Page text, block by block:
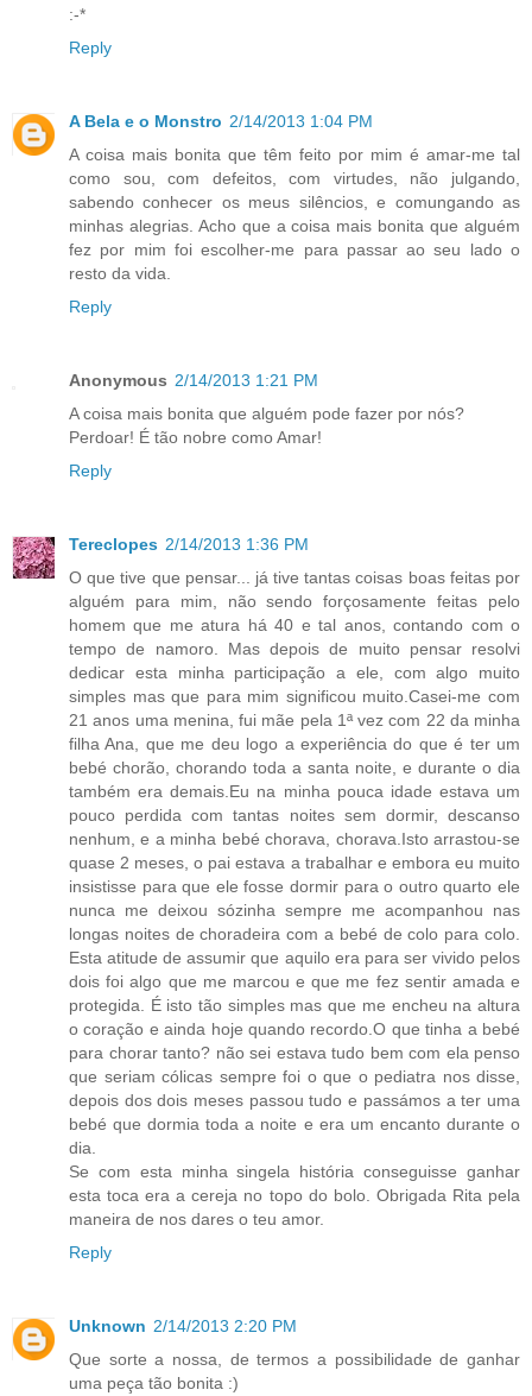
:-*
Reply
A Bela e o Monstro 2/14/2013 1:04 PM
A coisa mais bonita que têm feito por mim é amar-me tal
como sou, com defeitos, com virtudes, não julgando,
sabendo conhecer os meus silêncios, e comungando as
minhas alegrias. Acho que a coisa mais bonita que alguém
fez por mim foi escolher-me para passar ao seu lado o
resto da vida.
Reply
Anonymous 2/14/2013 1:21 PM
A coisa mais bonita que alguém pode fazer por nós?
Perdoar! É tão nobre como Amar!
Reply
Tereclopes 2/14/2013 1:36 PM
O que tive que pensar... já tive tantas coisas boas feitas por
alguém para mim, não sendo forçosamente feitas pelo
homem que me atura há 40 e tal anos, contando com o
tempo de namoro. Mas depois de muito pensar resolvi
dedicar esta minha participação a ele, com algo muito
simples mas que para mim significou muito.Casei-me com
21 anos uma menina, fui mãe pela 1ª vez com 22 da minha
filha Ana, que me deu logo a experiência do que é ter um
bebé chorão, chorando toda a santa noite, e durante o dia
também era demais.Eu na minha pouca idade estava um
pouco perdida com tantas noites sem dormir, descanso
nenhum, e a minha bebé chorava, chorava.Isto arrastou-se
quase 2 meses, o pai estava a trabalhar e embora eu muito
insistisse para que ele fosse dormir para o outro quarto ele
nunca me deixou sózinha sempre me acompanhou nas
longas noites de choradeira com a bebé de colo para colo.
Esta atitude de assumir que aquilo era para ser vivido pelos
dois foi algo que me marcou e que me fez sentir amada e
protegida. É isto tão simples mas que me encheu na altura
o coração e ainda hoje quando recordo.O que tinha a bebé
para chorar tanto? não sei estava tudo bem com ela penso
que seriam cólicas sempre foi o que o pediatra nos disse,
depois dos dois meses passou tudo e passámos a ter uma
bebé que dormia toda a noite e era um encanto durante o
dia.
Se com esta minha singela história conseguisse ganhar
esta toca era a cereja no topo do bolo. Obrigada Rita pela
maneira de nos dares o teu amor.
Reply
Unknown 2/14/2013 2:20 PM
Que sorte a nossa, de termos a possibilidade de ganhar
uma peça tão bonita :)